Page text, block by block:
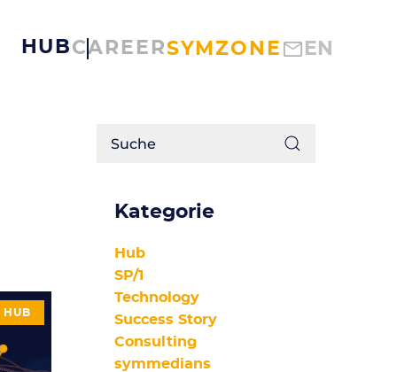
HUBCAREERSYMZONE EN
HUB
Kategorie
Hub
SP/1
Technology
Success Story
Consulting
symmedians